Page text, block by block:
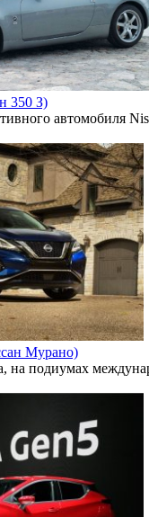
350 З)
автомобиля
Мурано)
на подиумах